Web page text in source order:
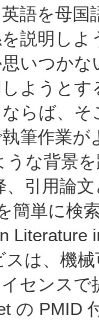
語を母
説明し
いつか
ようと
らば、
筆作業
うな背景
、引用論
簡単に検
Literature
は、機
センスで
の PMID